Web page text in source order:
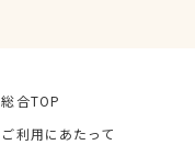
総合TOP
ご利用にあたって